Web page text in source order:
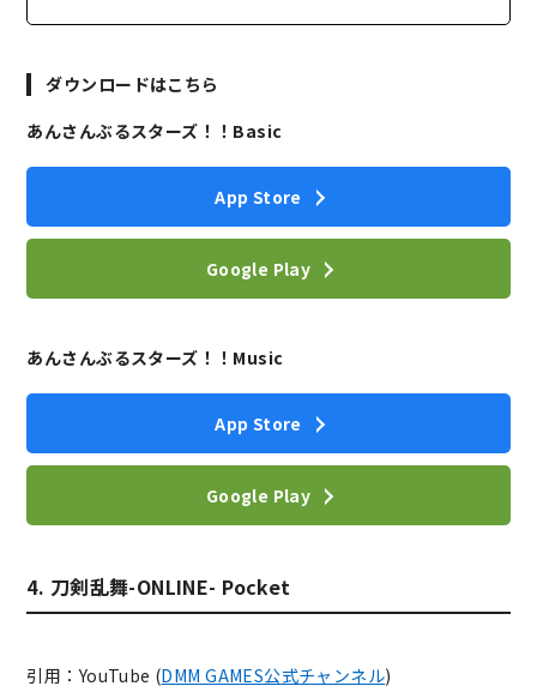
ダウンロードはこちら
あんさんぶるスターズ！！Basic
App Store
Google Play
あんさんぶるスターズ！！Music
App Store
Google Play
4. 刀剣乱舞-ONLINE- Pocket
引用：YouTube (DMM GAMES公式チャンネル)